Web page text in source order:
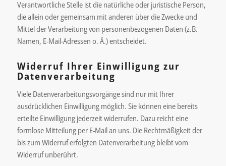
Verantwortliche Stelle ist die natürliche oder juristische Person,
die allein oder gemeinsam mit anderen über die Zwecke und
Mittel der Verarbeitung von personenbezogenen Daten (z.B.
Namen, E-Mail-Adressen o. Ä.) entscheidet.
Widerruf Ihrer Einwilligung zur
Datenverarbeitung
Viele Datenverarbeitungsvorgänge sind nur mit Ihrer
ausdrücklichen Einwilligung möglich. Sie können eine bereits
erteilte Einwilligung jederzeit widerrufen. Dazu reicht eine
formlose Mitteilung per E-Mail an uns. Die Rechtmäßigkeit der
bis zum Widerruf erfolgten Datenverarbeitung bleibt vom
Widerruf unberührt.